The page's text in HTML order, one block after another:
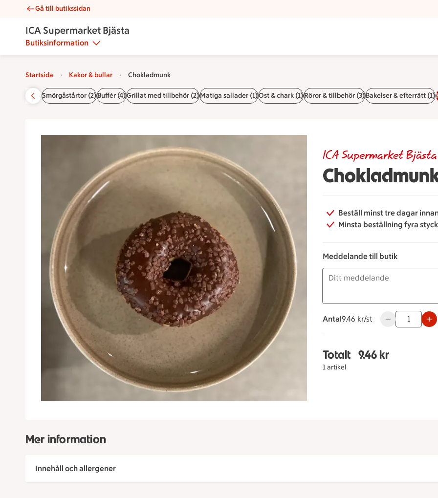
Chokladmunk | Catering ICA Supermarket Bjästa
Gå till butikssidan
ICA Supermarket Bjästa
Butiksinformation
Startsida Kakor & bullar Chokladmunk
StartsidaSmörgåstårtor (2)Buffér (4)Grillat med tillbehör (2)Matiga sallader (1)Ost & chark (1)Röror & tillbehör (3)Bakelser & efterrätt (1)
ICA Supermarket Bjästa
Beställ minst tre dagar
Minsta beställning fyra
Meddelande till butik
Antal
9.46 kronor styck
9.46 kr/st Använd
Totalt
1 artikel
Totalt 1 stycken
9.46 kr
Mer information
Innehåll och allergener